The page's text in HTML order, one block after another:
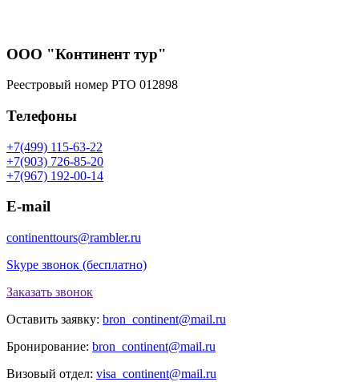
ООО "Континент тур"
Реестровый номер РТО 012898
Телефоны
+7(499) 115-63-22
+7(903) 726-85-20
+7(967) 192-00-14
E-mail
continenttours@rambler.ru
Skype звонок (бесплатно)
Заказать звонок
Оставить заявку: bron_continent@mail.ru
Бронирование: bron_continent@mail.ru
Визовый отдел: visa_continent@mail.ru